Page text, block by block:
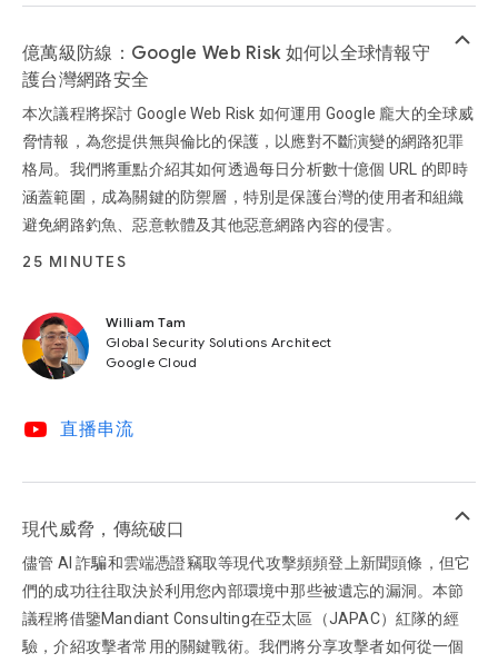
億萬級防線：Google Web Risk 如何以全球情報守
護台灣網路安全
本次議程將探討 Google Web Risk 如何運用 Google 龐大的全球威
脅情報，為您提供無與倫比的保護，以應對不斷演變的網路犯罪
格局。我們將重點介紹其如何透過每日分析數十億個 URL 的即時
涵蓋範圍，成為關鍵的防禦層，特別是保護台灣的使用者和組織
避免網路釣魚、惡意軟體及其他惡意網路內容的侵害。
25 MINUTES
William Tam
Global Security Solutions Architect
Google Cloud
video_youtube 直播串流
keyboard_arrow_up
現代威脅，傳統破口
儘管 AI 詐騙和雲端憑證竊取等現代攻擊頻頻登上新聞頭條，但它
們的成功往往取決於利用您內部環境中那些被遺忘的漏洞。本節
議程將借鑒Mandiant Consulting在亞太區（JAPAC）紅隊的經
驗，介紹攻擊者常用的關鍵戰術。我們將分享攻擊者如何從一個
keyboard_arrow_up